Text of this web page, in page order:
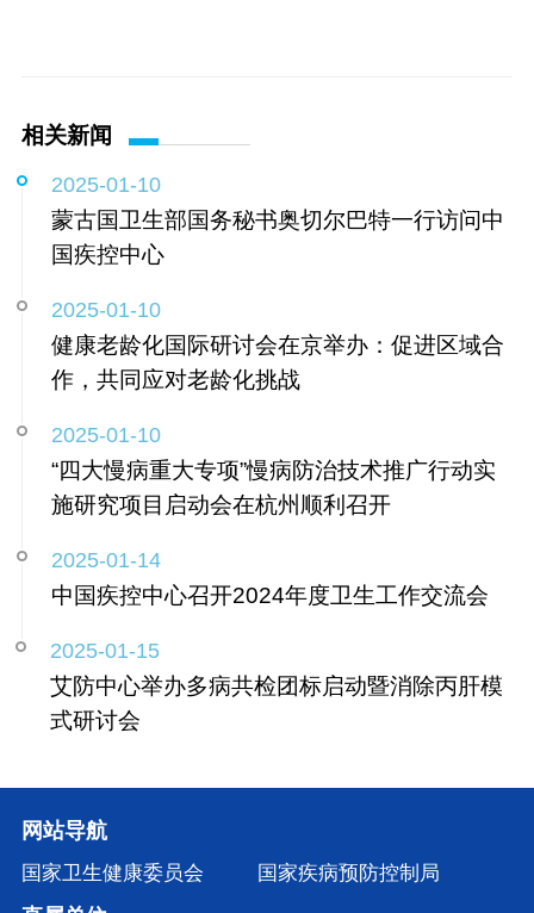
相关新闻
2025-01-10
蒙古国卫生部国务秘书奥切尔巴特一行访问中
国疾控中心
2025-01-10
健康老龄化国际研讨会在京举办：促进区域合
作，共同应对老龄化挑战
2025-01-10
“四大慢病重大专项”慢病防治技术推广行动实
施研究项目启动会在杭州顺利召开
2025-01-14
中国疾控中心召开2024年度卫生工作交流会
2025-01-15
艾防中心举办多病共检团标启动暨消除丙肝模
式研讨会
网站导航
国家卫生健康委员会 国家疾病预防控制局